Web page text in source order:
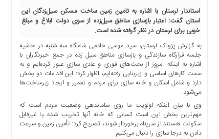
آموزشی
دسترسی
سریع
ارتباط
برگه
نمونه
تعرفه
درباره
استاندار لرستان با اشاره به تامین زمین ساخت مسکن سیل‌زدگان این
استان گفت: اعتبار بازسازی مناطق سیل‌زده از سوی دولت ابلاغ و مبلغ
خوبی برای لرستان در نظر گرفته شده است.
به گزارش پژواک لرستان، سید موسی خادمی شامگاه سه شنبه در حاشیه
جلسه قرارگاه سازندگی و بازسازی مناطق سیل زده در جمع خبرنگاران با
اشاره به اینکه امروز از بحث‌های فوری و عادی سازی عبور کرده‌ایم و به
سمت کارهای اساسی و زیربنایی رفته‌ایم، اظهار کرد: این اقدامات دو بخش
دارد و شامل اسکان و خانه سازی برای مردم و تعمیر و ایجاد زیرساخت‌ها
می‌شود.
وی با بیان اینکه اولویت ما روی ساماندهی وضعیت مردم است که
مهم‌ترین بخش این است کسانی که خانه آنها تخریب شده یا غیرقابل
سکونت هستند از سرپناه برخوردار شوند، تصریح کرد: تأمین زمین و سرعت
دادن به درجا سازی را دنبال می‌کنیم.